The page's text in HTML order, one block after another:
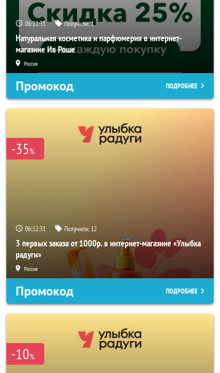
06:12:29 Получили:1
Натуральная косметика и парфюмерия в интернет-
магазине Ив Роше
Россия
Промокод ПОДРОБНЕЕ
-35%
06:12:29 Получили: 12
3 первых заказа от 1000р. в интернет-магазине «Улыбка
радуги»
Россия
Промокод ПОДРОБНЕЕ
-10%